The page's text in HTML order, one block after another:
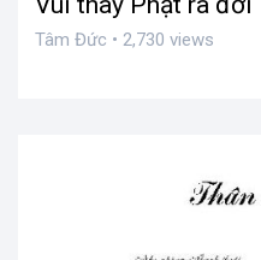
Tâm Đức • 2,730 views